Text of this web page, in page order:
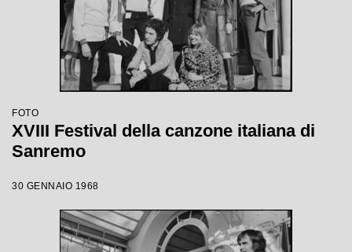
FOTO
XVIII Festival della canzone italiana di
Sanremo
30 GENNAIO 1968